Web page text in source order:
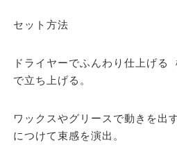
セット方法
ドライヤーでふんわり仕上げる
で立ち上げる。
ワックスやグリースで動きを出
につけて束感を演出。